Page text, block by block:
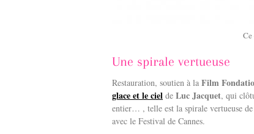
Une spirale vertueuse
Restauration, soutien à la Film
glace et le ciel de Luc Jacquet, qui
entier… , telle est la spirale vertueuse
avec le Festival de Cannes.